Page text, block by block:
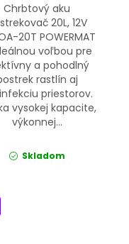
Chrbtový aku
20L, 12V
20T POWERMAT
voľbou pre
a pohodlný
rastlín aj
priestorov.
vysokej kapacite,
výkonnej...
Skladom